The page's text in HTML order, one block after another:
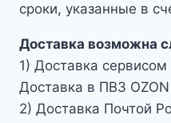
сроки, указанные в
Доставка возможна
1) Доставка
Доставка в ПВЗ
2) Доставка Почтой